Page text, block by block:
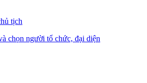
tịch
chọn người tổ chức, đại diện